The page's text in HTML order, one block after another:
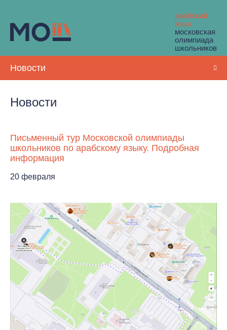
арабский
язык
московская
олимпиада
школьников
Новости
Новости
Письменный тур Московской олимпиады
школьников по арабскому языку. Подробная
информация
20 февраля